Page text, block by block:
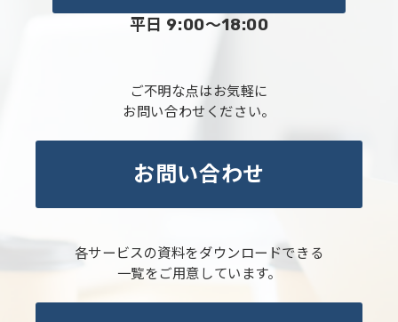
平日 9:00～18:00
ご不明な点はお気軽に
お問い合わせください。
お問い合わせ
各サービスの資料をダウンロードできる
一覧をご用意しています。